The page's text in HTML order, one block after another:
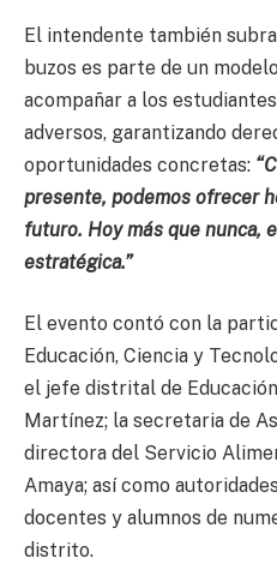
El intendente también
buzos es parte de un
acompañar a los
adversos, garantizando
oportunidades concretas:
presente, podemos ofrecer
futuro. Hoy más que nunca,
estratégica.”
El evento contó con la
Educación, Ciencia y
el jefe distrital de
Martínez; la secretaria de
directora del Servicio
Amaya; así como
docentes y alumnos de
distrito.